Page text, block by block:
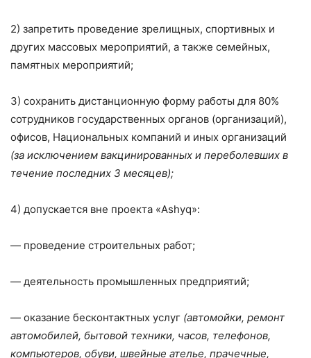
2) запретить проведение зрелищных, спортивных и
других массовых мероприятий, а также семейных,
памятных мероприятий;
3) сохранить дистанционную форму работы для 80%
сотрудников государственных органов (организаций),
офисов, Национальных компаний и иных организаций
(за исключением вакцинированных и переболевших в
течение последних 3 месяцев);
4) допускается вне проекта «Ashyq»:
— проведение строительных работ;
— деятельность промышленных предприятий;
— оказание бесконтактных услуг (автомойки, ремонт
автомобилей, бытовой техники, часов, телефонов,
компьютеров, обуви, швейные ателье, прачечные,